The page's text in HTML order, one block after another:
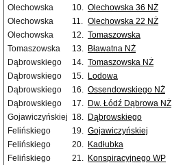
Olechowska
10. Olechowska 36 NŻ
Olechowska
11. Olechowska 22 NŻ
Olechowska
12. Tomaszowska
Tomaszowska
13. Bławatna NŻ
Dąbrowskiego
14. Tomaszowska NŻ
Dąbrowskiego
15. Lodowa
Dąbrowskiego
16. Ossendowskiego NŻ
Dąbrowskiego
17. Dw. Łódź Dąbrowa NŻ
Gojawiczyńskiej 18. Dąbrowskiego
Felińskiego
19. Gojawiczyńskiej
Felińskiego
20. Kadłubka
Felińskiego
21. Konspiracyjnego WP